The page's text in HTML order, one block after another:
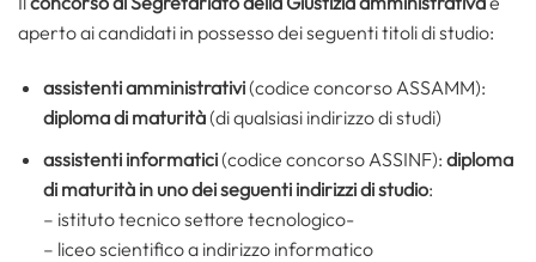
aperto ai candidati in possesso dei seguenti titoli di studio:
assistenti amministrativi(codice concorso ASSAMM):
diploma di maturità(di qualsiasi indirizzo di studi)
assistenti informatici(codice concorso ASSINF): diploma
di maturità in uno dei seguenti indirizzi di studio:
– istituto tecnico settore tecnologico-
– liceo scientifico a indirizzo informatico